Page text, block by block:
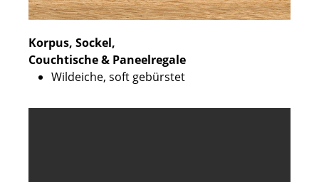
Korpus, Sockel,
Couchtische & Paneelregale
Wildeiche, soft gebürstet